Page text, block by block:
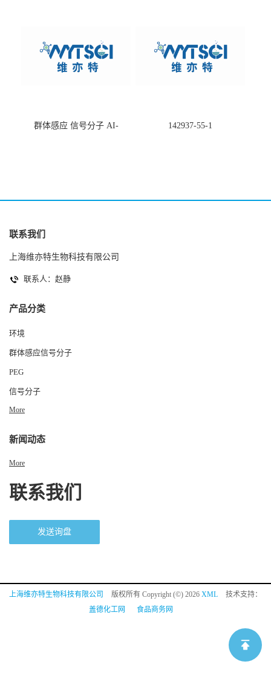
群体感应 信号分子 AI-
142937-55-1
联系我们
上海维亦特生物科技有限公司
联系人：赵静
产品分类
环境
群体感应信号分子
PEG
信号分子
More
新闻动态
More
联系我们
发送询盘
上海维亦特生物科技有限公司 版权所有 Copyright (©) 2026 XML
技术支持：
盖德化工网
食品商务网